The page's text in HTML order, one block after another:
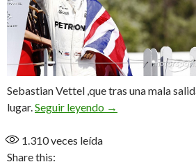
Sebastian Vettel ,que tras una mala
lugar.Seguir leyendo Hamilton le mete
→
1.310veces leída
Share this: